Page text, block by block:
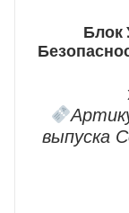
Блок
выпуска